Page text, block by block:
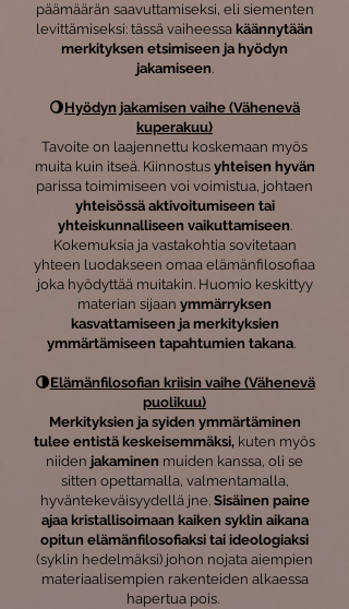
päämäärän saavuttamiseksi, eli siementen
levittämiseksi: tässä vaiheessa käännytään
merkityksen etsimiseen ja hyödyn
jakamiseen.
🌖Hyödyn jakamisen vaihe (Vähenevä
kuperakuu)
Tavoite on laajennettu koskemaan myös
muita kuin itseä. Kiinnostus yhteisen hyvän
parissa toimimiseen voi voimistua, johtaen
yhteisössä aktivoitumiseen tai
yhteiskunnalliseen vaikuttamiseen.
Kokemuksia ja vastakohtia sovitetaan
yhteen luodakseen omaa elämänfilosofiaa
joka hyödyttää muitakin. Huomio keskittyy
materian sijaan ymmärryksen
kasvattamiseen ja merkityksien
ymmärtämiseen tapahtumien takana.
🌗Elämänfilosofian kriisin vaihe (Vähenevä
puolikuu)
Merkityksien ja syiden ymmärtäminen
tulee entistä keskeisemmäksi, kuten myös
niiden jakaminen muiden kanssa, oli se
sitten opettamalla, valmentamalla,
hyväntekeväisyydellä jne. Sisäinen paine
ajaa kristallisoimaan kaiken syklin aikana
opitun elämänfilosofiaksi tai ideologiaksi
(syklin hedelmäksi) johon nojata aiempien
materiaalisempien rakenteiden alkaessa
hapertua pois.